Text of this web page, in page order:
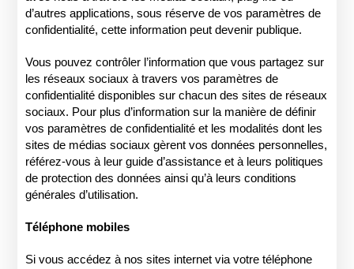
d’autres applications, sous réserve de vos paramètres de
confidentialité, cette information peut devenir publique.
Vous pouvez contrôler l’information que vous partagez sur
les réseaux sociaux à travers vos paramètres de
confidentialité disponibles sur chacun des sites de réseaux
sociaux. Pour plus d’information sur la manière de définir
vos paramètres de confidentialité et les modalités dont les
sites de médias sociaux gèrent vos données personnelles,
référez-vous à leur guide d’assistance et à leurs politiques
de protection des données ainsi qu’à leurs conditions
générales d’utilisation.
Téléphone mobiles
Si vous accédez à nos sites internet via votre téléphone